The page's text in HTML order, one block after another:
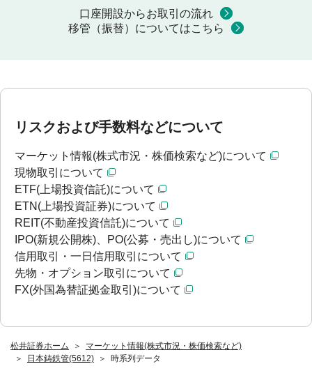
松井証券ホーム
マーケット情報(株式市況・株価検索など)
日本鋳鉄管(5612)
時系列データ
口座開設からお取引の流れ
移管（振替）についてはこちら
リスクおよび手数料などについて
マーケット情報(株式市況・株価検索など)について
現物取引について
ETF(上場投資信託)について
ETN(上場投資証券)について
REIT(不動産投資信託)について
IPO(新規公開株)、PO(公募・売出し)について
信用取引・一日信用取引について
先物・オプション取引について
FX(外国為替証拠金取引)について